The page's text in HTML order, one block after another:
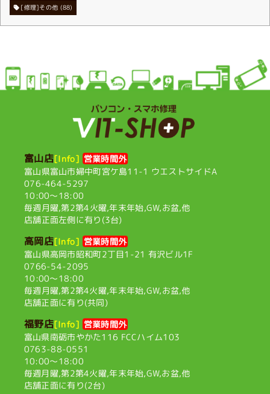
[修理]その他 (88)
富山店[Info] 営業時間外
富山県富山市婦中町宮ケ島11-1 ウエストサイドA
076-464-5297
10:00〜18:00
毎週月曜,第2第4火曜,年末年始,GW,お盆,他
店舗正面左側に有り(3台)
高岡店[Info] 営業時間外
富山県高岡市昭和町2丁目1-21 有沢ビル1F
0766-54-2095
10:00〜18:00
毎週月曜,第2第4火曜,年末年始,GW,お盆,他
店舗正面に有り(共同)
福野店[Info] 営業時間外
富山県南砺市やかた116 FCCハイム103
0763-88-0551
10:00〜18:00
毎週月曜,第2第4火曜,年末年始,GW,お盆,他
店舗正面に有り(2台)